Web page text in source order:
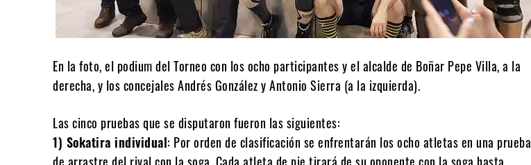
En la foto, el podium del Torneo con los ocho participantes y el alcalde de Boñar Pepe Villa, a la
derecha, y los concejales Andrés González y Antonio Sierra (a la izquierda).
Las cinco pruebas que se disputaron fueron las siguientes:
1) Sokatira individual: Por orden de clasificación se enfrentarán los ocho atletas en una prueba